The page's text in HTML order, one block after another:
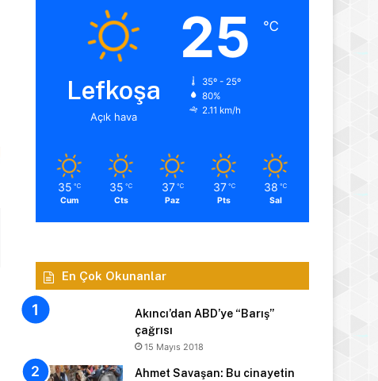
Lefkoşa
Açık hava
25 ℃
35º - 25º
80%
2.11 km/h
35 ℃
Cum
35 ℃
Cts
37 ℃
Paz
37 ℃
Pts
38 ℃
Sal
En Çok Okunanlar
Akıncı’dan ABD’ye “Barış”
çağrısı
15 Mayıs 2018
Ahmet Savaşan: Bu cinayetin